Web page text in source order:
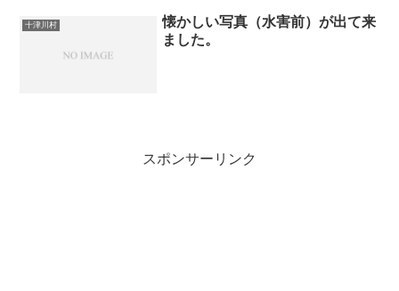
十津川村
懐かしい写真（水害前）が出て来
ました。
スポンサーリンク